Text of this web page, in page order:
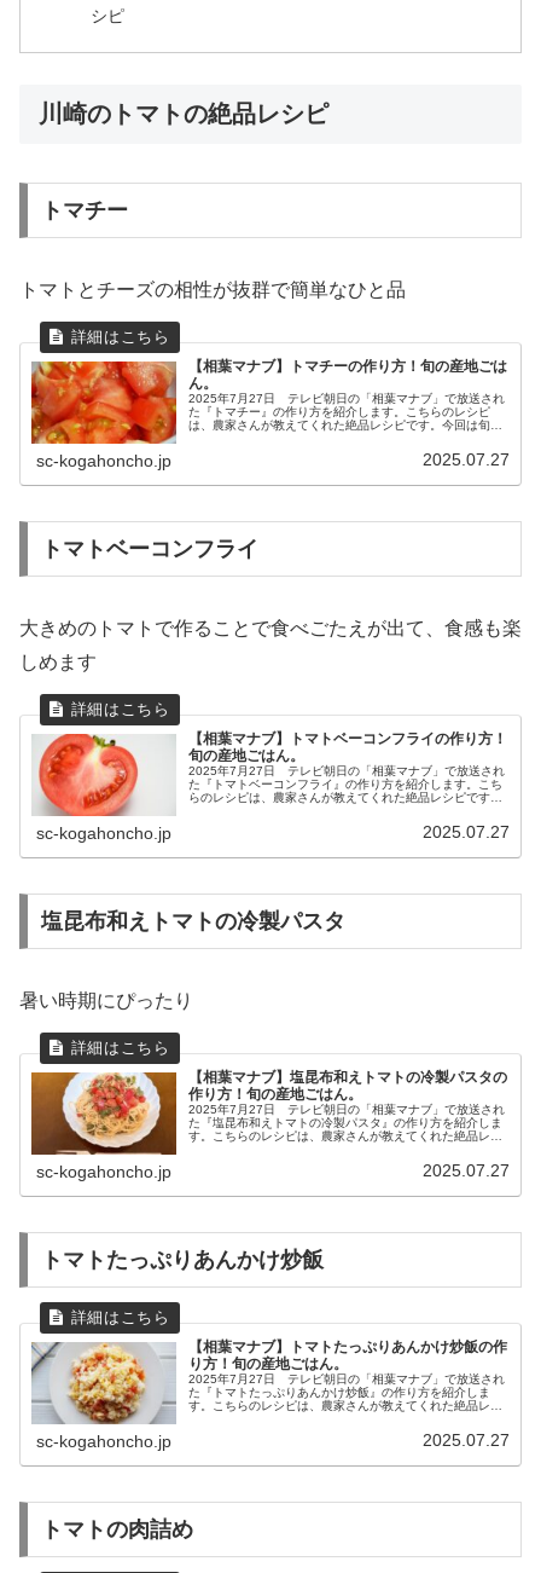
シピ
川崎のトマトの絶品レシピ
トマチー
トマトとチーズの相性が抜群で簡単なひと品
【相葉マナブ】トマチーの作り方！旬の産地ごは
ん。
2025年7月27日 テレビ朝日の「相葉マナブ」で放送され
た『トマチー』の作り方を紹介します。こちらのレシピ
は、農家さんが教えてくれた絶品レシピです。今回は旬の
sc-kogahoncho.jp 2025.07.27
トマトベーコンフライ
大きめのトマトで作ることで食べごたえが出て、食感も楽
しめます
【相葉マナブ】トマトベーコンフライの作り方！
旬の産地ごはん。
2025年7月27日 テレビ朝日の「相葉マナブ」で放送され
た『トマトベーコンフライ』の作り方を紹介します。こち
らのレシピは、農家さんが教えてくれた絶品レシピです。
sc-kogahoncho.jp 2025.07.27
塩昆布和えトマトの冷製パスタ
暑い時期にぴったり
【相葉マナブ】塩昆布和えトマトの冷製パスタの
作り方！旬の産地ごはん。
2025年7月27日 テレビ朝日の「相葉マナブ」で放送され
た『塩昆布和えトマトの冷製パスタ』の作り方を紹介しま
す。こちらのレシピは、農家さんが教えてくれた絶品レシ
sc-kogahoncho.jp 2025.07.27
トマトたっぷりあんかけ炒飯
【相葉マナブ】トマトたっぷりあんかけ炒飯の作
り方！旬の産地ごはん。
2025年7月27日 テレビ朝日の「相葉マナブ」で放送され
た『トマトたっぷりあんかけ炒飯』の作り方を紹介しま
す。こちらのレシピは、農家さんが教えてくれた絶品レシ
sc-kogahoncho.jp 2025.07.27
トマトの肉詰め